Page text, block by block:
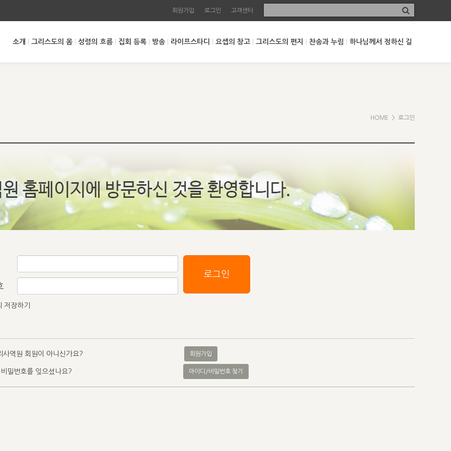
회원가입 로그인 고객센터
소개 그리스도의 몸 성령의 흐름 집회 등록 방송 라이프스타디 요셉의 창고 그리스도의 편지 찬송과 누림 하나님께서 정하신 길
HOME > 로그인
로그인
저장하기
사역원 회원이 아니신가요? 회원가입
밀번호를 잊으셨나요? 아이디/비밀번호 찾기